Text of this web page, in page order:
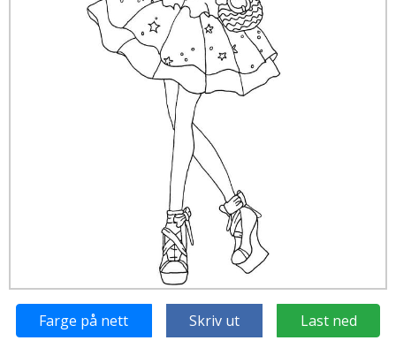
Farge på nett Skriv ut Last ned